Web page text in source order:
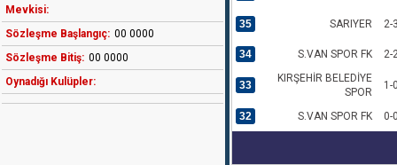
Mevkisi:
Sözleşme Başlangıç: 00 0000
Sözleşme Bitiş: 00 0000
Oynadığı Kulüpler:
35 SARIYER 2-
34 S.VAN SPOR FK 2-
33
KIRŞEHİR BELEDİYE
SPOR
1-
32 S.VAN SPOR FK 0-